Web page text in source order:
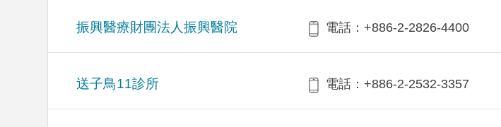
振興醫療財團法人振興醫院 電話：+886-2-2826-4400
送子鳥11診所 電話：+886-2-2532-3357